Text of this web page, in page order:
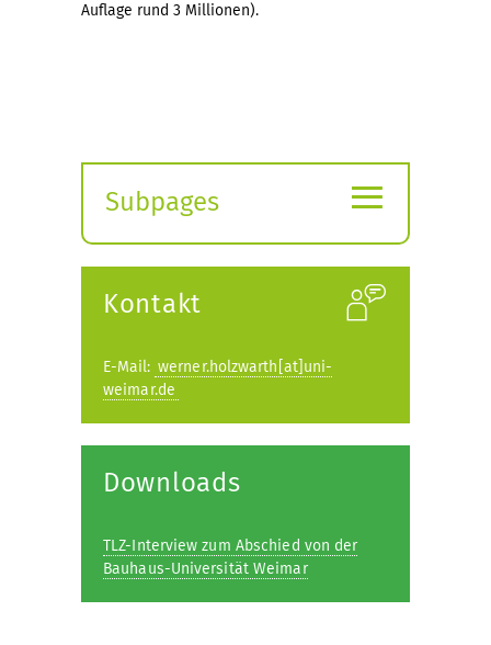
Auflage rund 3 Millionen).
Subpages
submenu
≡
Kontakt
E-Mail: werner.holzwarth[at]uni-
weimar.de
Downloads
TLZ-Interview zum Abschied von der
Bauhaus-Universität Weimar